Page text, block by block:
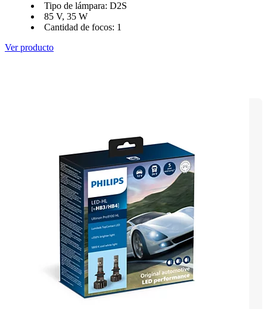
Tipo de lámpara: D2S
85 V, 35 W
Cantidad de focos: 1
Ver producto